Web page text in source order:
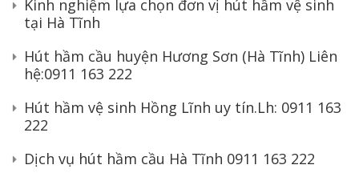
Kinh nghiệm lựa chọn đơn vị hút hầm vệ sinh
tại Hà Tĩnh
Hút hầm cầu huyện Hương Sơn (Hà Tĩnh) Liên
hệ:0911 163 222
Hút hầm vệ sinh Hồng Lĩnh uy tín.Lh: 0911 163
222
Dịch vụ hút hầm cầu Hà Tĩnh 0911 163 222